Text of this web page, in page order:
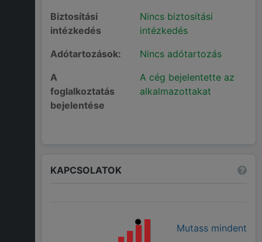
Biztosítási
intézkedés
Nincs biztosítási
intézkedés
Adótartozások:
Nincs adótartozás
A
foglalkoztatás
bejelentése
A cég bejelentette az
alkalmazottakat
KAPCSOLATOK
Mutass mindent